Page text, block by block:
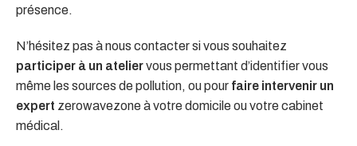
présence.
N’hésitez pas à nous contacter si vous souhaitez
participer à un ateliervous permettant d’identifier vous
même les sources de pollution, ou pour faire intervenir un
expert zerowavezone à votre domicile ou votre cabinet
médical.